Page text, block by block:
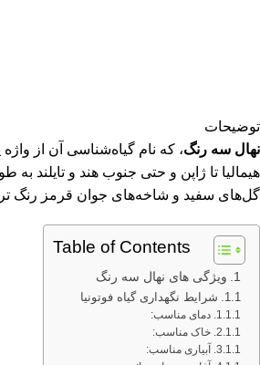
توضیحات
نهال سه رنگ
هیمالیا تا ژاپن و حتی جنوب هند و تایلند
گل‌های سفید و شاخه‌های جوان قرمز رنگ
Table of Contents
ویژگی های نهال سه رنگ
شرایط نگهداری گیاه فوتونیا
دمای مناسب:
خاک مناسب:
آبیاری مناسب: